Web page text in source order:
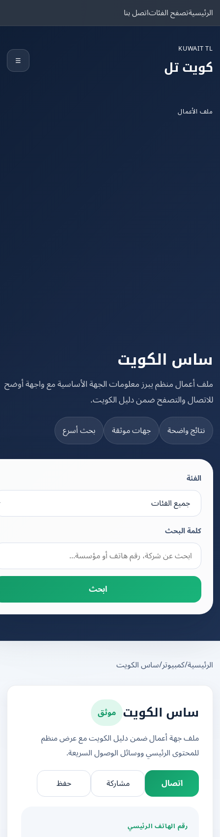
تصفح الفئاتاتصل بنا
تل
الكويت
منظم يبرز معلومات الجهة الأساسية مع واجهة أوضح
والتصفح ضمن دليل الكويت.
واضحة جهات موثقة بحث أسرع
كلمة البحث
ابحث
/كمبيوتر/ساس الكويت
ساس الكويت موثق
ملف جهة أعمال ضمن دليل الكويت مع عرض منظم
للمحتوى الرئيسي ووسائل الوصول السريعة.
اتصال
مشاركة
رقم الهاتف الرئيسي